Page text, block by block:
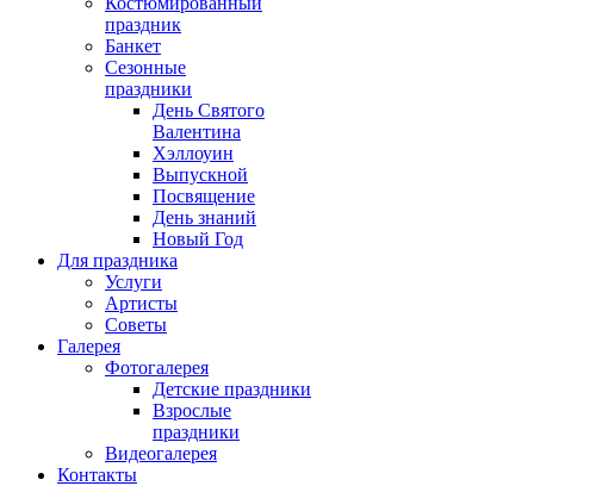
праздник
Банкет
Сезонные
праздники
День Святого
Валентина
Хэллоуин
Выпускной
Посвящение
День знаний
Новый Год
Для праздника
Услуги
Артисты
Советы
Галерея
Фотогалерея
Детские праздники
Взрослые
праздники
Видеогалерея
Контакты